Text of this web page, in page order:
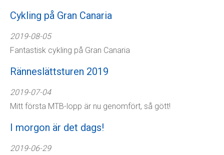
Cykling på Gran Canaria
2019-08-05
Fantastisk cykling på Gran Canaria
Ränneslättsturen 2019
2019-07-04
Mitt första MTB-lopp är nu genomfört, så gött!
I morgon är det dags!
2019-06-29